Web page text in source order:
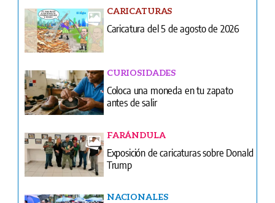
CARICATURAS
Caricatura del 5 de agosto de 2026
CURIOSIDADES
Coloca una moneda en tu zapato
antes de salir
FARÁNDULA
Exposición de caricaturas sobre Donald
Trump
NACIONALES